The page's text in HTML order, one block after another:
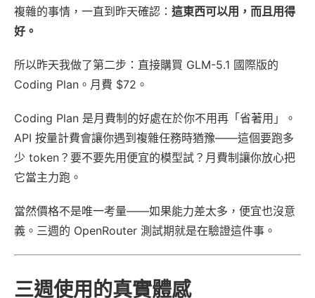
複雜的事情，一直到昨天確認： 這東西可以用，而且用得
好。
所以昨天我做了第二步：直接購買 GLM-5.1 國際版的
Coding Plan。月費 $72。
Coding Plan 是月費制的好處在於你不用再「省著用」。
API 按量計費會讓你遇到複雜任務時猶豫——這個要跑多
少 token？要不要先用便宜的模型試？月費制讓你放心把
它當主力跑。
當然價格不是唯一考量——如果能力差太多，便宜也沒意
義。三週的 OpenRouter 測試期就是在驗證這件事。
三週使用的真實體感